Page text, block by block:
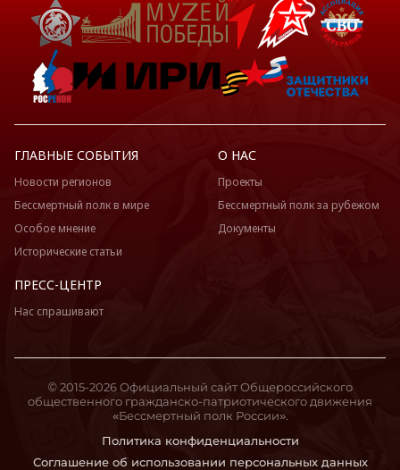
ГЛАВНЫЕ СОБЫТИЯ
Новости регионов
Бессмертный полк в мире
Особое мнение
Исторические статьи
О НАС
Проекты
Бессмертный полк за рубежом
Документы
ПРЕСС-ЦЕНТР
Нас спрашивают
Политика конфиденциальности
Соглашение об использовании персональных данных
© 2015-2026 Официальный сайт Общероссийского
общественного гражданско-патриотического движения
«Бессмертный полк России».